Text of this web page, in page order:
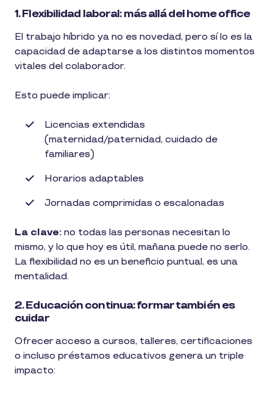
1. Flexibilidad laboral: más allá del home office
El trabajo híbrido ya no es novedad, pero sí lo es la
capacidad de adaptarse a los distintos momentos
vitales del colaborador.
Esto puede implicar:
Licencias extendidas
(maternidad/paternidad, cuidado de
familiares)
Horarios adaptables
Jornadas comprimidas o escalonadas
La clave: no todas las personas necesitan lo
mismo, y lo que hoy es útil, mañana puede no serlo.
La flexibilidad no es un beneficio puntual, es una
mentalidad.
2. Educación continua: formar también es
cuidar
Ofrecer acceso a cursos, talleres, certificaciones
o incluso préstamos educativos genera un triple
impacto: